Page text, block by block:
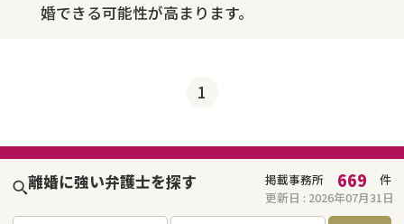
婚できる可能性が高まります。
1
離婚に強い弁護士を探す 掲載事務所 669
件
更新日 : 2026年07月31日